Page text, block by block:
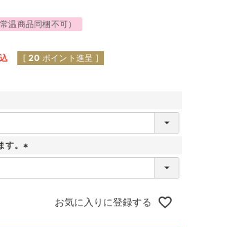
温商品同梱不可）
[ 20 ポイント進呈 ]
。
(
お気に入りに登録する